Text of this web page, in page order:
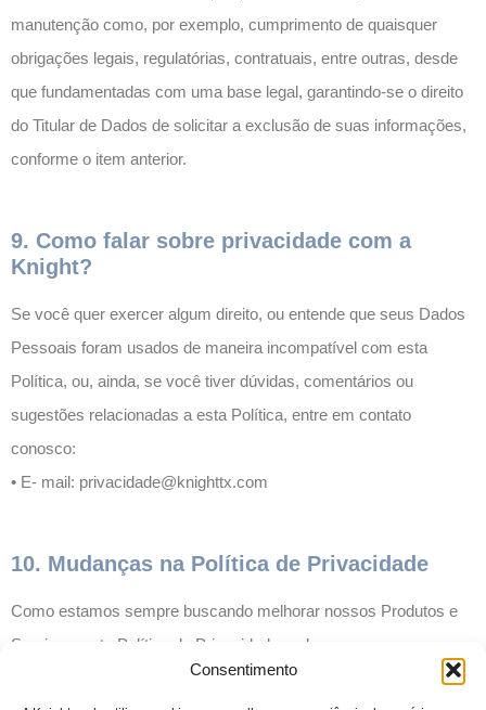
Consentimento
manutenção como, por exemplo, cumprimento de quaisquer
obrigações legais, regulatórias, contratuais, entre outras, desde
que fundamentadas com uma base legal, garantindo-se o direito
do Titular de Dados de solicitar a exclusão de suas informações,
conforme o item anterior.
9. Como falar sobre privacidade com a
Knight?
Se você quer exercer algum direito, ou entende que seus Dados
Pessoais foram usados de maneira incompatível com esta
Política, ou, ainda, se você tiver dúvidas, comentários ou
sugestões relacionadas a esta Política, entre em contato
conosco:
• E- mail: privacidade@knighttx.com
10. Mudanças na Política de Privacidade
Como estamos sempre buscando melhorar nossos Produtos e
Serviços, esta Política de Privacidade pode passar por
atualizações. Desta forma, recomendamos a visita periódica